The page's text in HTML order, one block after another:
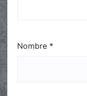
Nombre *